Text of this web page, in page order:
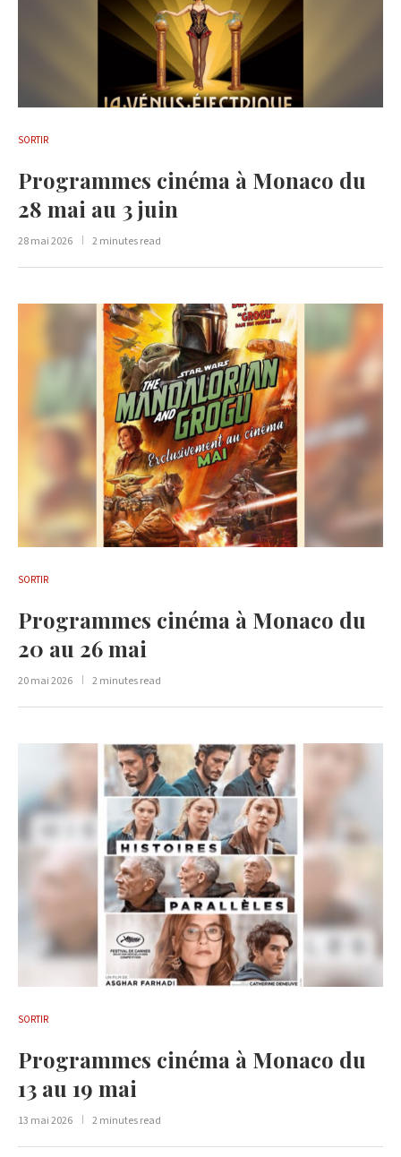
SORTIR
Programmes cinéma à Monaco du
28 mai au 3 juin
28 mai 2026 2 minutes read
SORTIR
Programmes cinéma à Monaco du
20 au 26 mai
20 mai 2026 2 minutes read
SORTIR
Programmes cinéma à Monaco du
13 au 19 mai
13 mai 2026 2 minutes read